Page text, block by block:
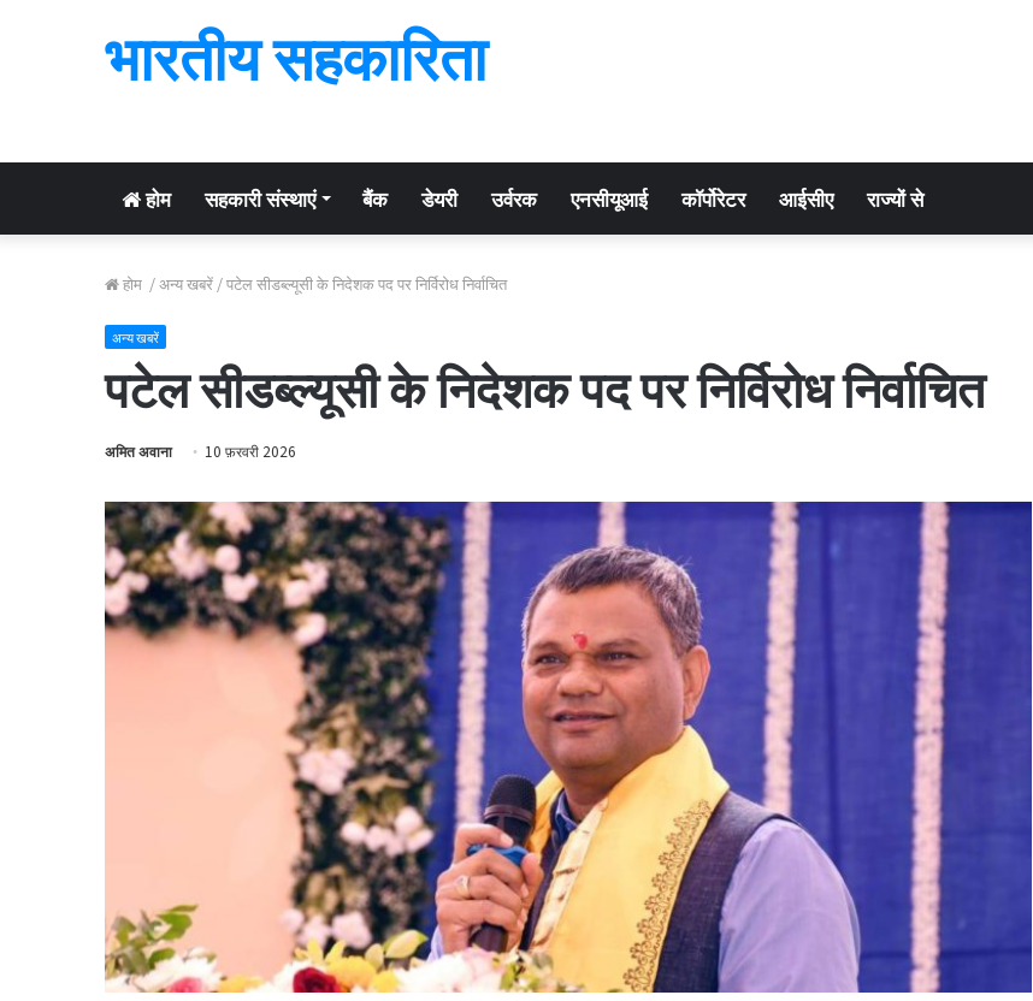
भारतीय सहकारिता
होम सहकारी संस्थाएं बैंक डेयरी उर्वरक एनसीयूआई कॉर्पोरेटर आईसीए राज्यों से
होम /अन्य खबरें /पटेल सीडब्ल्यूसी के निदेशक पद पर निर्विरोध निर्वाचित
अन्य खबरें
पटेल सीडब्ल्यूसी के निदेशक पद पर निर्विरोध निर्वाचित
अमित अवाना 10 फ़रवरी 2026